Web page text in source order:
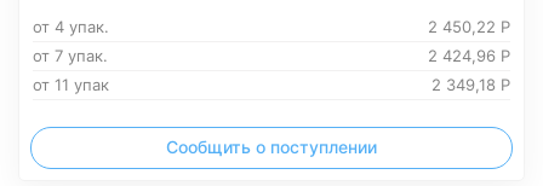
от 4 упак. 2 450,22 Р
от 7 упак.
2 424,96 Р
от 11 упак
2 349,18 Р
Сообщить о поступлении